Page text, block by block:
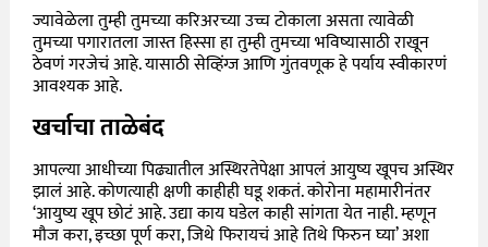
ज्यावेळेला तुम्ही तुमच्या करिअरच्या उच्च टोकाला असता त्यावेळी
तुमच्या पगारातला जास्त हिस्सा हा तुम्ही तुमच्या भविष्यासाठी राखून
ठेवणं गरजेचं आहे. यासाठी सेव्हिंग्ज आणि गुंतवणूक हे पर्याय स्वीकारणं
आवश्यक आहे.
खर्चाचा ताळेबंद
आपल्या आधीच्या पिढ्यातील अस्थिरतेपेक्षा आपलं आयुष्य खूपच अस्थिर
झालं आहे. कोणत्याही क्षणी काहीही घडू शकतं. कोरोना महामारीनंतर
‘आयुष्य खूप छोटं आहे. उद्या काय घडेल काही सांगता येत नाही. म्हणून
मौज करा, इच्छा पूर्ण करा, जिथे फिरायचं आहे तिथे फिरुन घ्या’ अशा